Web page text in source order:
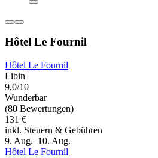
Hôtel Le Fournil
Hôtel Le Fournil
Libin
9,0/10
Wunderbar
(80 Bewertungen)
131 €
inkl. Steuern & Gebühren
9. Aug.–10. Aug.
Hôtel Le Fournil